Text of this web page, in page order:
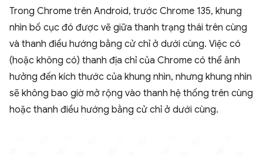
Trong Chrome trên Android, trước Chrome 135, khung
nhìn bố cục đó được vẽ giữa thanh trạng thái trên cùng
và thanh điều hướng bằng cử chỉ ở dưới cùng. Việc có
(hoặc không có) thanh địa chỉ của Chrome có thể ảnh
hưởng đến kích thước của khung nhìn, nhưng khung nhìn
sẽ không bao giờ mở rộng vào thanh hệ thống trên cùng
hoặc thanh điều hướng bằng cử chỉ ở dưới cùng.